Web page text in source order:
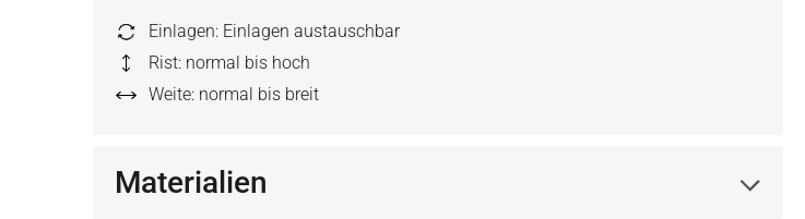
Einlagen: Einlagen austauschbar
Rist: normal bis hoch
Weite: normal bis breit
Materialien